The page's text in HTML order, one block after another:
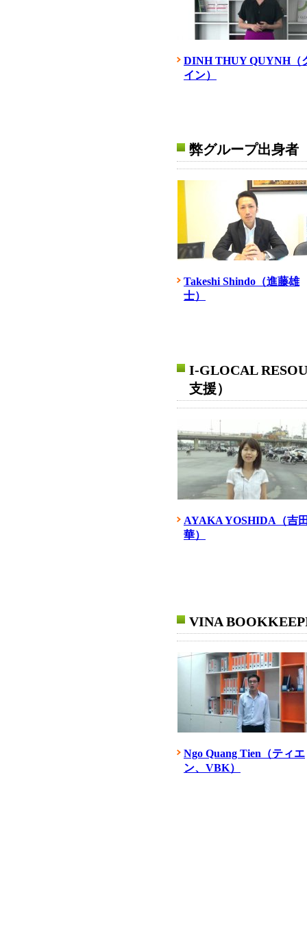
DINH THUY QUYNH（
イン）
弊グループ出身者
Takeshi Shindo（進藤雄
士）
I-GLOCAL
支援）
AYAKA YOSHIDA（吉
華）
VINA
Ngo Quang Tien（ティエ
ン、VBK）